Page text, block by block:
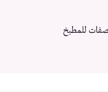
للمطبخ